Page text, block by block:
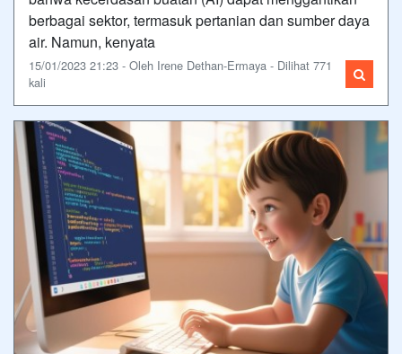
berbagai sektor, termasuk pertanian dan sumber daya
air. Namun, kenyata
15/01/2023 21:23 - Oleh Irene Dethan-Ermaya - Dilihat 771
kali